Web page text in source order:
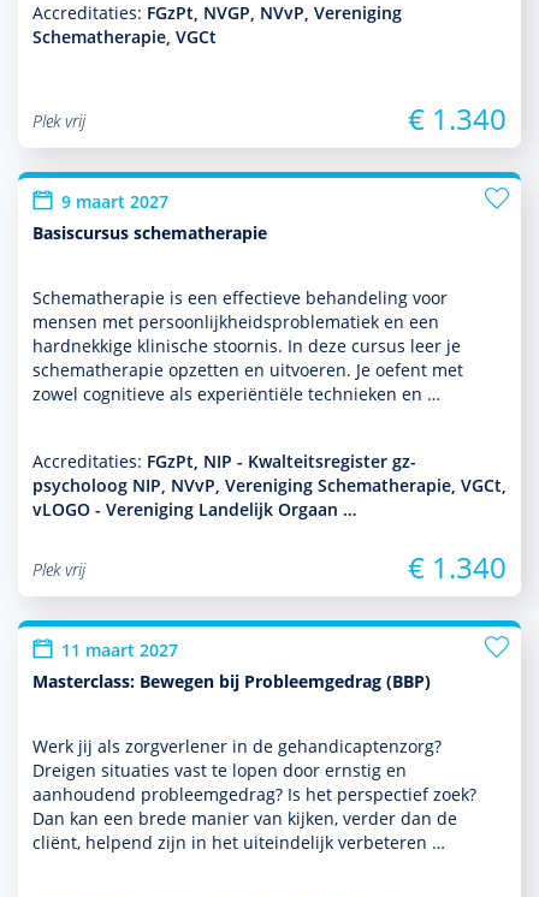
Accreditaties: FGzPt, NVGP, NVvP, Vereniging
Schematherapie, VGCt
Plek vrij € 1.340
9 maart 2027
Basiscursus schematherapie
Schemathera­pie is een effectieve behan­del­ing voor
mensen met per­soon­lijkheidsproble­ma­tiek en een
hardnekkige klinische stoor­nis. In deze cursus leer je
schemathera­pie opzetten en uitvoeren. Je oefent met
zowel cogni­tieve als experiëntiële tech­nieken en …
Accreditaties: FGzPt, NIP - Kwalteitsregister gz-
psycholoog NIP, NVvP, Vereniging Schematherapie, VGCt,
vLOGO - Vereniging Landelijk Orgaan …
Plek vrij € 1.340
11 maart 2027
Masterclass: Bewegen bij Probleemgedrag (BBP)
Werk jij als zorgverlener in de gehandi­capten­zorg?
Dreigen situaties vast te lopen door ernstig en
aanhoudend probleemgedrag? Is het perspec­tief zoek?
Dan kan een brede manier van kijken, verder dan de
cliënt, helpend zijn in het uit­einde­lijk verbeteren …